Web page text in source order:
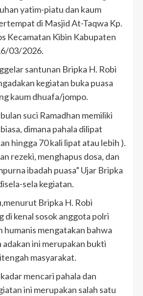
yatim-piatu dan kaum
di Masjid At-Taqwa Kp.
Kecamatan Kibin Kabupaten
03/2026.
santunan Bripka H. Robi
kegiatan buka puasa
kaum dhuafa/jompo.
suci Ramadhan memiliki
dimana pahala dilipat
hingga 70 kali lipat atau lebih ).
rezeki, menghapus dosa, dan
ibadah puasa” Ujar Bripka
sela kegiatan.
Bripka H. Robi
di kenal sosok anggota polri
humanis mengatakan bahwa
adakan ini merupakan bukti
masyarakat.
mencari pahala dan
ini merupakan salah satu